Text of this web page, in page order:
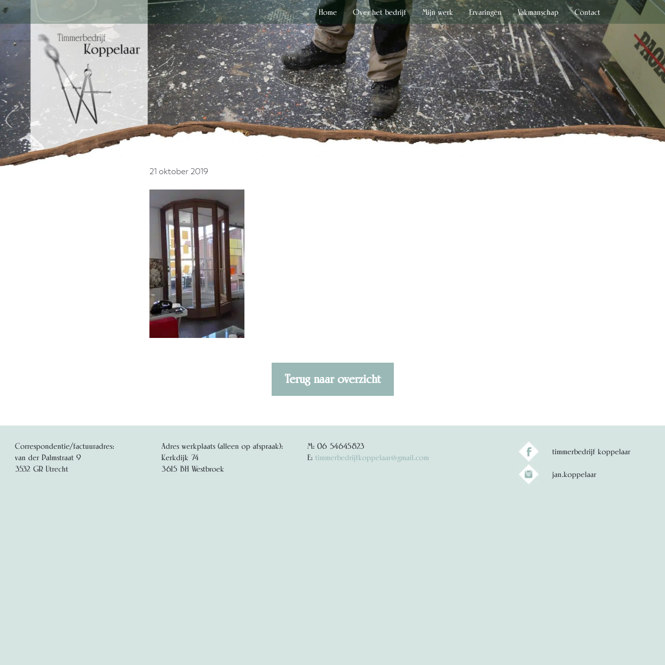
Door
de
hoofd
inhoud
Home Over het bedrijf Mijn werk Ervaringen Vakmanschap Contact
21 oktober 2019
Terug naar overzicht
Correspondentie/factuuradres:
van der Palmstraat 9
3532 GR Utrecht
Adres werkplaats (alleen op afspraak):
Kerkdijk 74
3615 BH Westbroek
M: 06 54645823
E:timmerbedrijfkoppelaar@gmail.com
timmerbedrijf koppelaar
jan.koppelaar